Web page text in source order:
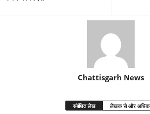
Chattisgarh News
संबंधित लेख लेखक से और अधिक